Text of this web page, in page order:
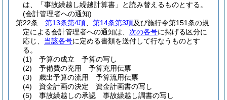
は、「事故繰越し繰越計算書」と読み替えるものとする。
(会計管理者への通知)
第22条
第13条第4項 第14条第3項及び施行令第151条の規
定による会計管理者への通知は、 次の各号に掲げる区分に
応じ、 当該各号に定める書類を送付して行なうものとす
る。
(1)
予算の成立 予算の写し
(2)
予備費の充用 予算充用伝票
(3)
歳出予算の流用 予算流用伝票
(4)
資金計画の決定 資金計画書の写し
(5)
事故繰越しの承認 事故繰越し調書の写し